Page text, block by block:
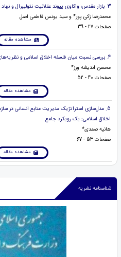
3. بازار مقدس؛ واکاوی پیوند عقلانیت نئولیبرال و نهاد دین
محمدرضا زکی پور* و سید یونس فاطمی اصل
صفحات 27 - 39
مشاهده مقاله
4. بررسی نسبت میان فلسفه اخلاق اسلامی و نظریه‌های نوین ارتباطات میان‌فردی
محسن اندیشه ورز*
صفحات 40 - 52
مشاهده مقاله
5. مدل‌سازی استراتژیک مدیریت منابع انسانی در
اخلاق اسلامی: یک رویکرد جامع
هانیه صمدی*
صفحات 53 - 67
مشاهده مقاله
شناسنامه نشریه